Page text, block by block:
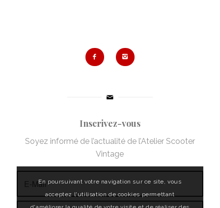
Inscrivez-vous
Soyez informé de l’actualité de l’Atelier Scooter
Vintage
En poursuivant votre navigation sur ce site, vous
acceptez l'utilisation de cookies permettant